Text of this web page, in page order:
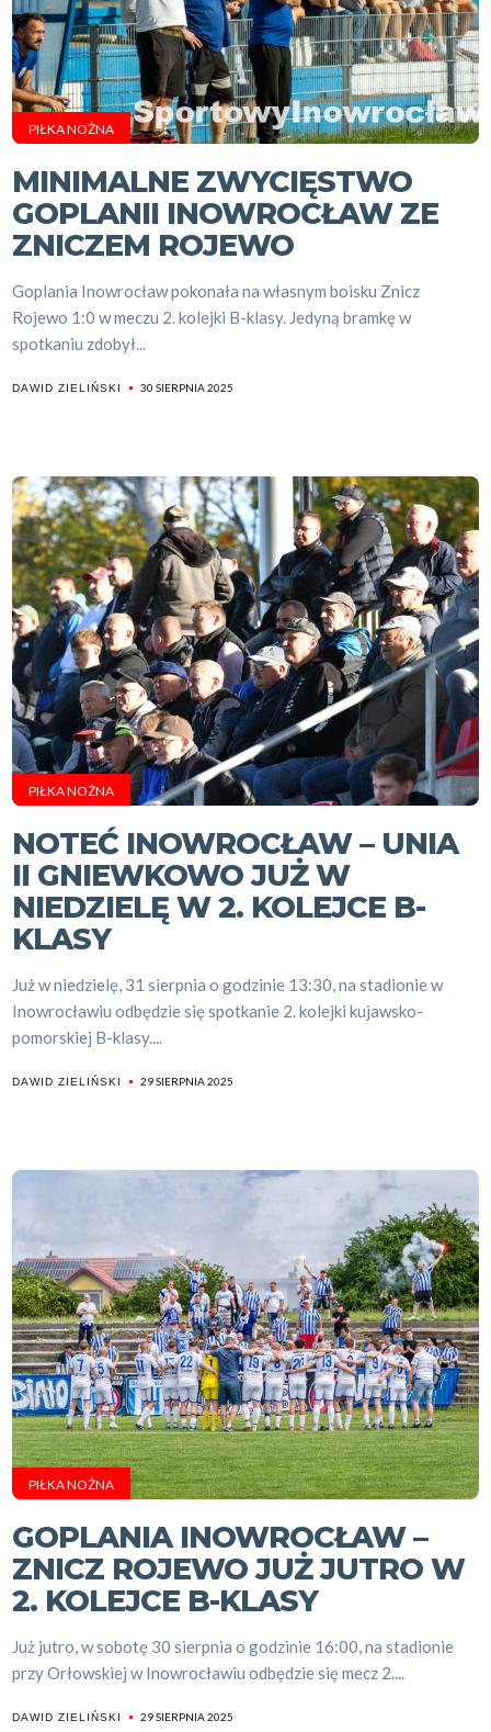
PIŁKA NOŻNA
MINIMALNE ZWYCIĘSTWO
GOPLANII INOWROCŁAW ZE
ZNICZEM ROJEWO
Goplania Inowrocław pokonała na własnym boisku Znicz
Rojewo 1:0 w meczu 2. kolejki B-klasy. Jedyną bramkę w
spotkaniu zdobył...
DAWID ZIELIŃSKI 30 SIERPNIA 2025
PIŁKA NOŻNA
NOTEĆ INOWROCŁAW – UNIA
II GNIEWKOWO JUŻ W
NIEDZIELĘ W 2. KOLEJCE B-
KLASY
Już w niedzielę, 31 sierpnia o godzinie 13:30, na stadionie w
Inowrocławiu odbędzie się spotkanie 2. kolejki kujawsko-
pomorskiej B-klasy....
DAWID ZIELIŃSKI 29 SIERPNIA 2025
PIŁKA NOŻNA
GOPLANIA INOWROCŁAW –
ZNICZ ROJEWO JUŻ JUTRO W
2. KOLEJCE B-KLASY
Już jutro, w sobotę 30 sierpnia o godzinie 16:00, na stadionie
przy Orłowskiej w Inowrocławiu odbędzie się mecz 2....
DAWID ZIELIŃSKI 29 SIERPNIA 2025